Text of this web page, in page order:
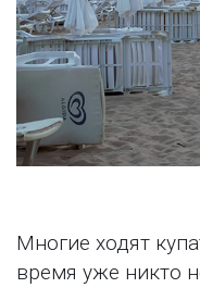
Многие ходят
время уже никто